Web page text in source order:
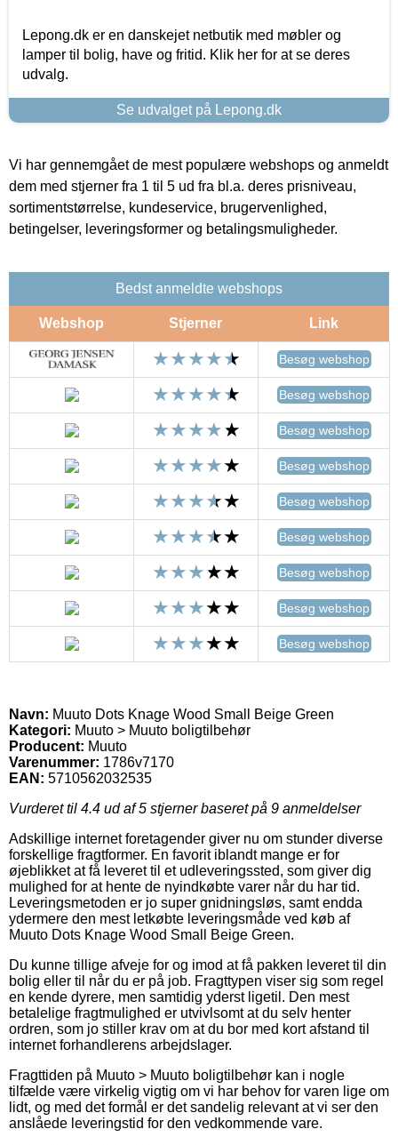
Lepong.dk er en danskejet netbutik med møbler og
lamper til bolig, have og fritid. Klik her for at se deres
udvalg.
Se udvalget på Lepong.dk
Vi har gennemgået de mest populære webshops og anmeldt
dem med stjerner fra 1 til 5 ud fra bl.a. deres prisniveau,
sortimentstørrelse, kundeservice, brugervenlighed,
betingelser, leveringsformer og betalingsmuligheder.
Bedst anmeldte webshops
Webshop Stjerner Link
Besøg webshop
Besøg webshop
Besøg webshop
Besøg webshop
Besøg webshop
Besøg webshop
Besøg webshop
Besøg webshop
Besøg webshop
Navn: Muuto Dots Knage Wood Small Beige Green
Kategori: Muuto > Muuto boligtilbehør
Producent: Muuto
Varenummer: 1786v7170
EAN: 5710562032535
Vurderet til 4.4 ud af 5 stjerner baseret på 9 anmeldelser
Adskillige internet foretagender giver nu om stunder diverse
forskellige fragtformer. En favorit iblandt mange er for
øjeblikket at få leveret til et udleveringssted, som giver dig
mulighed for at hente de nyindkøbte varer når du har tid.
Leveringsmetoden er jo super gnidningsløs, samt endda
ydermere den mest letkøbte leveringsmåde ved køb af
Muuto Dots Knage Wood Small Beige Green.
Du kunne tillige afveje for og imod at få pakken leveret til din
bolig eller til når du er på job. Fragttypen viser sig som regel
en kende dyrere, men samtidig yderst ligetil. Den mest
betalelige fragtmulighed er utvivlsomt at du selv henter
ordren, som jo stiller krav om at du bor med kort afstand til
internet forhandlerens arbejdslager.
Fragttiden på Muuto > Muuto boligtilbehør kan i nogle
tilfælde være virkelig vigtig om vi har behov for varen lige om
lidt, og med det formål er det sandelig relevant at vi ser den
anslåede leveringstid for den vedkommende vare.